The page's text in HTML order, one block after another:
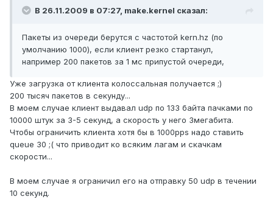
В 26.11.2009 в 07:27, make.kernel сказал:
Пакеты из очереди берутся с частотой kern.hz (по
умолчанию 1000), если клиент резко стартанул,
например 200 пакетов за 1 мс припустой очереди,
Уже загрузка от клиента колоссальная получается ;)
200 тысяч пакетов в секунду...
В моем случае клиент выдавал udp по 133 байта пачками по
10000 штук за 3-5 секунд, а скорость у него 3мегабита.
Чтобы ограничить клиента хотя бы в 1000pps надо ставить
queue 30 ;( что приводит ко всяким лагам и скачкам
скорости...
В моем случае я ограничил его на отправку 50 udp в течении
10 секунд.